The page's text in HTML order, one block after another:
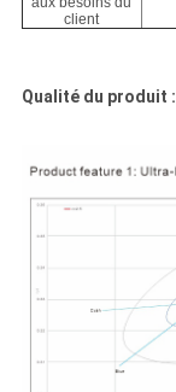
client
Qualité du produit :